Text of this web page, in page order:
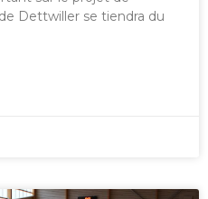
Dettwiller se tiendra du